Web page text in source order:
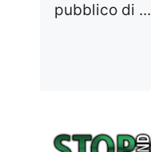
pubblico di ...